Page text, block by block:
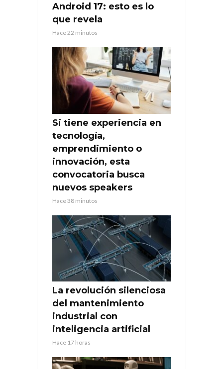
Android 17: esto es lo
que revela
Hace 22 minutos
Si tiene experiencia en
tecnología,
emprendimiento o
innovación, esta
convocatoria busca
nuevos speakers
Hace 38 minutos
La revolución silenciosa
del mantenimiento
industrial con
inteligencia artificial
Hace 17 horas